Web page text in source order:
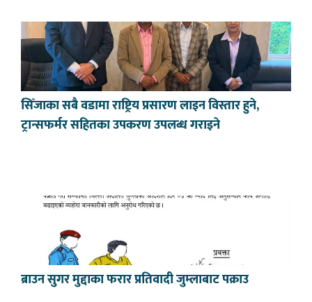
सिँजाका सबै वडामा राष्ट्रिय प्रसारण लाइन विस्तार हुने,
ट्रान्सफर्मर सहितका उपकरण उपलब्ध गराइने
ब्राउन सुगर मुद्दाका फरार प्रतिवादी जुम्लाबाट पक्राउ